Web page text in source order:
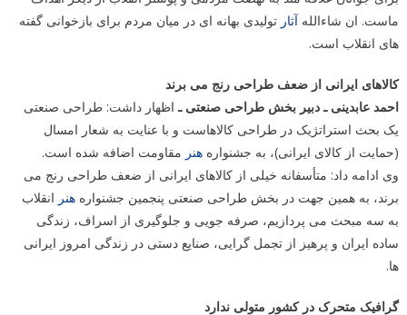
ماست. ان شاءالله آثار تولیدی بهانه ای در میان مردم برای بازخوانی گفته
های انقلاب است.
کالاهای ایرانی از ضعف طراحی رنج می برند
احمد عابدینی ـ دبیر بخش طراحی صنعتی ـاظهار داشت: طراحی صنعتی
یک بحث استراتژیک در طراحی کالاهاست و با عنایت به شعار امسال
(حمایت از کالای ایرانی)، به جشنواره هنر مقاومت اضافه شده است.
وی ادامه داد: متأسفانه خیلی از کالاهای ایرانی از ضعف طراحی رنج می
برند، به همین جهت در بخش طراحی صنعتی پنجمین جشنواره هنر انقلاب
به سه مبحث می پردازیم، صرفه جویی و جلوگیری از اسراف، زندگی
ساده ایران و پرهیز از تجمل گرایی، صنایع دستی در زندگی امروز ایرانی
ها.
گرافیک متحرک در کشور متولی ندارد